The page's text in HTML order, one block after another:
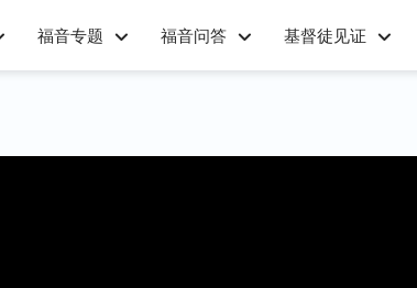
福音专题 福音问答 基督徒见证